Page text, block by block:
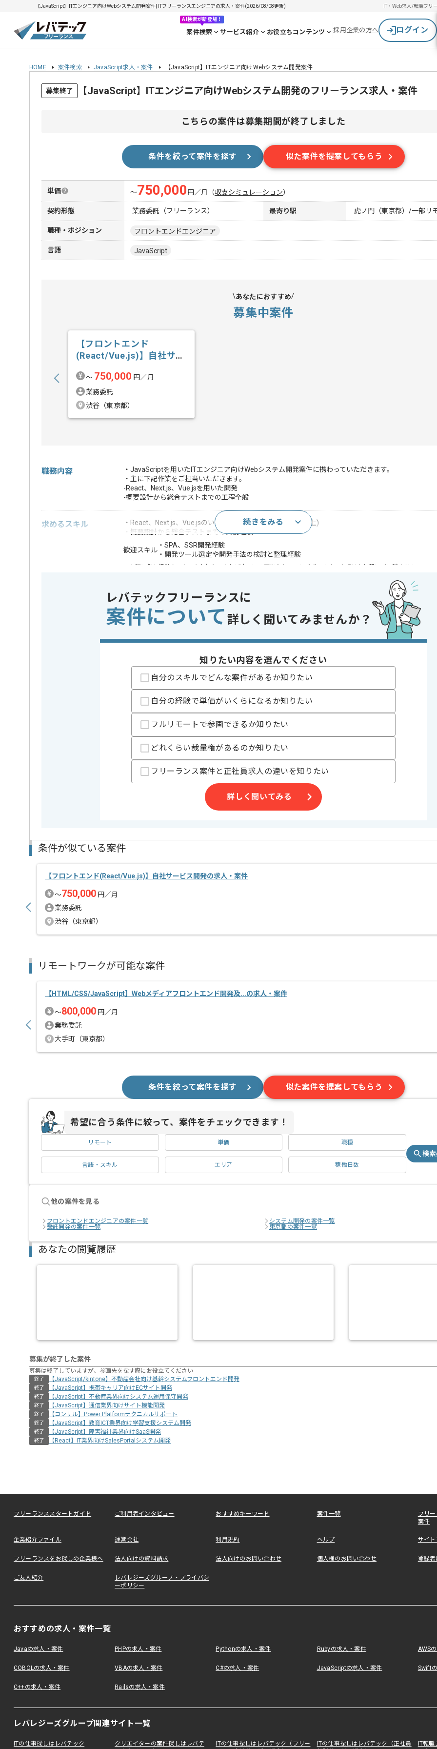
【JavaScript】ITエンジニア向けWebシステム開発案件| ITフリーランスエンジニアの求人・案件(2026/08/08更新) IT・Web求人/転職フリ
AI検索が新登場！
案件検索 サービス紹介 お役立ちコンテンツ 採用企業の方へ ログイン
HOME 案件検索 JavaScript求人・案件 【JavaScript】ITエンジニア向けWebシステム開発案件
募集終了 【JavaScript】ITエンジニア向けWebシステム開発のフリーランス求人・案件
こちらの案件は募集期間が終了しました
条件を絞って案件を探す 似た案件を提案してもらう
単価 〜750,000 円／月 （収支シミュレーション）
契約形態 業務委託（フリーランス） 最寄り駅 虎ノ門（東京都）/一部リ
職種・ポジション フロントエンドエンジニア
言語 JavaScript
あなたにおすすめ
募集中案件
【フロントエンド
(React/Vue.js)】自社サー
〜 750,000 円／月
業務委託
渋谷（東京都）
職務内容
・JavaScriptを用いたITエンジニア向けWebシステム開発案件に携わっていただきます。
・主に下記作業をご担当いただきます。
-React、Next.js、Vue.jsを用いた開発
-概要設計から総合テストまでの工程全般
求めるスキル
・React、Next.js、Vue.jsのいずれかを用いた開発経験(5年以上)
・概要設計から総合テストまでの実務経験
歓迎スキル
・SPA、SSR開発経験
・開発ツール選定や開発手法の検討と整理経験
この案件で扱う技術 フレームワーク React , Vue.js , Next.js
この案件のポイント 業務内容
システム開発 , 受託開発
20代活躍中 , 30代活躍中 , 長期プロジェクト , 新技術に積極的 , 40代活躍中 , BtoB
システム開発事業を展開している企業でございます。
今回はITエンジニア向けWebシステム開発案件に携わっていただきます。
フロントエンドエンジニアとしての実務経験を活かしたい方にお勧めです。
基本的には一部リモートでの作業を見込んでおります。
続きをみる
レバテックフリーランスに
案件について 詳しく聞いてみませんか？
知りたい内容を選んでください
自分のスキルでどんな案件があるか知りたい
自分の経験で単価がいくらになるか知りたい
フルリモートで参画できるか知りたい
どれくらい裁量権があるのか知りたい
フリーランス案件と正社員求人の違いを知りたい
詳しく聞いてみる
条件が似ている案件
【フロントエンド(React/Vue.js)】自社サービス開発の求人・案件
〜750,000 円／月
業務委託
渋谷（東京都）
リモートワークが可能な案件
【HTML/CSS/JavaScript】Webメディアフロントエンド開発及...の求人・案件
〜800,000 円／月
業務委託
大手町（東京都）
条件を絞って案件を探す 似た案件を提案してもらう
希望に合う条件に絞って、案件をチェックできます！
リモート 単価 職種
言語・スキル エリア 稼働日数
検
他の案件を見る
フロントエンドエンジニアの案件一覧
システム開発の案件一覧
受託開発の案件一覧
東京都の案件一覧
あなたの閲覧履歴
募集が終了した案件
募集は終了していますが、参画先を探す際にお役立てください
終了 【JavaScript/kintone】不動産会社向け基幹システムフロントエンド開発
終了 【JavaScript】携帯キャリア向けECサイト開発
終了 【JavaScript】不動産業界向けシステム運用保守開発
終了 【JavaScript】通信業界向けサイト機能開発
終了 【コンサル】Power Platformテクニカルサポート
終了 【JavaScript】教育ICT業界向け学習支援システム開発
終了 【JavaScript】障害福祉業界向けSaaS開発
終了 【React】IT業界向けSalesPortalシステム開発
フリーランススタートガイド ご利用者インタビュー おすすめキーワード 案件一覧
フリ
案件
企業紹介ファイル 運営会社 利用規約 ヘルプ サイ
フリーランスをお探しの企業様へ 法人向けの資料請求 法人向けのお問い合わせ 個人様のお問い合わせ 登録
ご友人紹介
レバレジーズグループ・プライバシ
ーポリシー
おすすめの求人・案件一覧
Javaの求人・案件 PHPの求人・案件 Pythonの求人・案件 Rubyの求人・案件 AWS
COBOLの求人・案件 VBAの求人・案件 C#の求人・案件 JavaScriptの求人・案件 Swift
C++の求人・案件 Railsの求人・案件
レバレジーズグループ関連サイト一覧
ITの仕事探しはレバテック
クリエイターの案件探しはレバテ
ITの仕事探しはレバテック（フリー
ITの仕事探しはレバテック（正社員
IT転